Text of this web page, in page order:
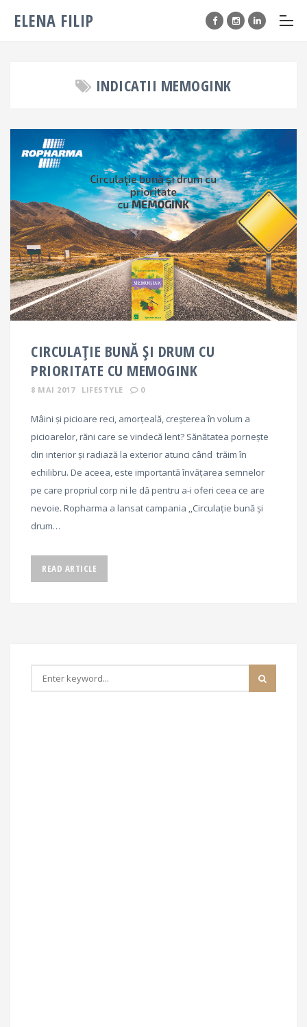
ELENA FILIP
INDICATII MEMOGINK
CIRCULAȚIE BUNĂ ȘI DRUM CU
PRIORITATE CU MEMOGINK
8 MAI 2017 LIFESTYLE 0
Mâini și picioare reci, amorțeală, creșterea în volum a
picioarelor, răni care se vindecă lent? Sănătatea pornește
din interior și radiază la exterior atunci când trăim în
echilibru. De aceea, este importantă învățarea semnelor
pe care propriul corp ni le dă pentru a-i oferi ceea ce are
nevoie. Ropharma a lansat campania ,,Circulație bună și
drum…
READ ARTICLE